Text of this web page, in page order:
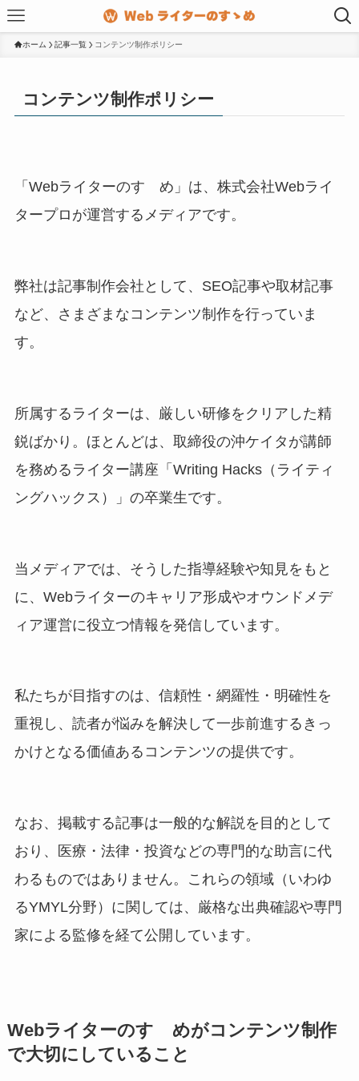
ホーム 記事一覧 コンテンツ制作ポリシー
コンテンツ制作ポリシー
「Webライターのすゝめ」は、株式会社Webライ
タープロが運営するメディアです。
弊社は記事制作会社として、SEO記事や取材記事
など、さまざまなコンテンツ制作を行っていま
す。
所属するライターは、厳しい研修をクリアした精
鋭ばかり。ほとんどは、取締役の沖ケイタが講師
を務めるライター講座「Writing Hacks（ライティ
ングハックス）」の卒業生です。
当メディアでは、そうした指導経験や知見をもと
に、Webライターのキャリア形成やオウンドメデ
ィア運営に役立つ情報を発信しています。
私たちが目指すのは、信頼性・網羅性・明確性を
重視し、読者が悩みを解決して一歩前進するきっ
かけとなる価値あるコンテンツの提供です。
なお、掲載する記事は一般的な解説を目的として
おり、医療・法律・投資などの専門的な助言に代
わるものではありません。これらの領域（いわゆ
るYMYL分野）に関しては、厳格な出典確認や専門
家による監修を経て公開しています。
Webライターのすゝめがコンテンツ制作
で大切にしていること